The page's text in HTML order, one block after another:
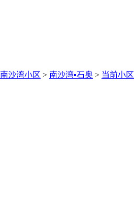
南沙湾小区 > 南沙湾▪石奥 > 当前小区